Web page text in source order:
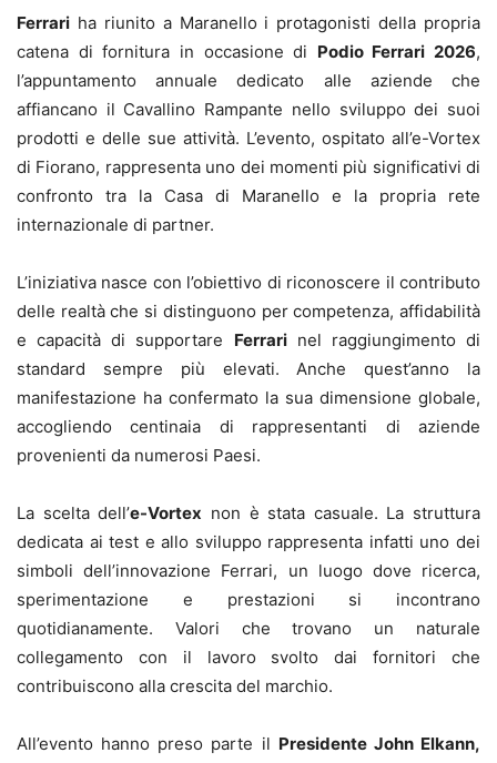
Ferrari ha riunito a Maranello i protagonisti della propria
catena di fornitura in occasione di Podio Ferrari 2026,
l’appuntamento annuale dedicato alle aziende che
affiancano il Cavallino Rampante nello sviluppo dei suoi
prodotti e delle sue attività. L’evento, ospitato all’e-Vortex
di Fiorano, rappresenta uno dei momenti più significativi di
confronto tra la Casa di Maranello e la propria rete
internazionale di partner.
L’iniziativa nasce con l’obiettivo di riconoscere il contributo
delle realtà che si distinguono per competenza, affidabilità
e capacità di supportare Ferrarinel raggiungimento di
standard sempre più elevati. Anche quest’anno la
manifestazione ha confermato la sua dimensione globale,
accogliendo centinaia di rappresentanti di aziende
provenienti da numerosi Paesi.
La scelta dell’e-Vortex non è stata casuale. La struttura
dedicata ai test e allo sviluppo rappresenta infatti uno dei
simboli dell’innovazione Ferrari, un luogo dove ricerca,
sperimentazione e prestazioni si incontrano
quotidianamente. Valori che trovano un naturale
collegamento con il lavoro svolto dai fornitori che
contribuiscono alla crescita del marchio.
All’evento hanno preso parte il Presidente John Elkann,